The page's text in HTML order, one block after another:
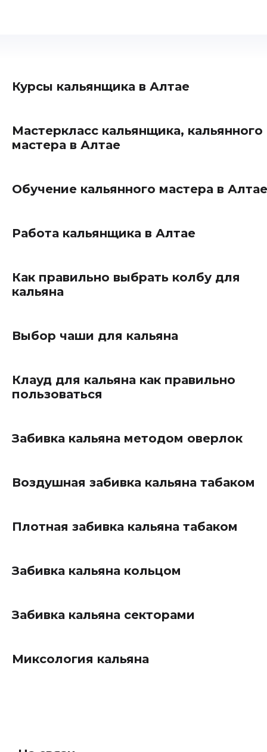
Курсы кальянщика в Алтае
Мастеркласс кальянщика, кальянного
мастера в Алтае
Обучение кальянного мастера в Алтае
Работа кальянщика в Алтае
Как правильно выбрать колбу для
кальяна
Выбор чаши для кальяна
Клауд для кальяна как правильно
пользоваться
Забивка кальяна методом оверлок
Воздушная забивка кальяна табаком
Плотная забивка кальяна табаком
Забивка кальяна кольцом
Забивка кальяна секторами
Миксология кальяна